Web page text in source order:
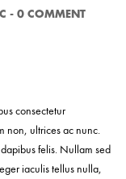
- 0 COMMENT
consectetur
non, ultrices ac nunc.
felis. Nullam sed
iaculis tellus nulla,